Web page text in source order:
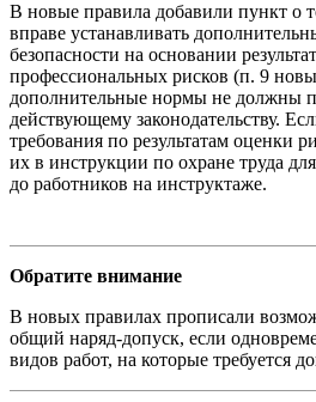
В новые правила добавили пункт о
вправе устанавливать
безопасности на основании
профессиональных рисков (п. 9
дополнительные нормы не должны
действующему законодательству.
требования по результатам оценки
их в инструкции по охране труда
до работников на инструктаже.
Обратите внимание
В новых правилах прописали
общий наряд-допуск, если
видов работ, на которые требуется